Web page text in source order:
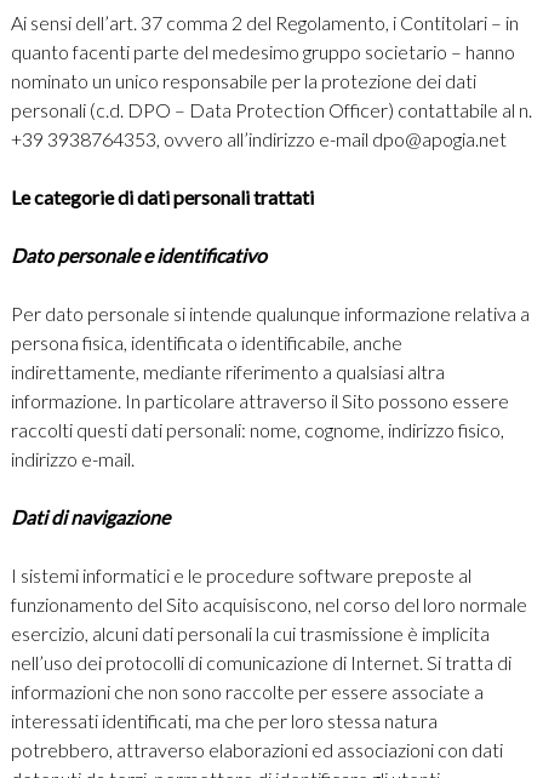
Ai sensi dell’art. 37 comma 2 del Regolamento, i Contitolari – in
quanto facenti parte del medesimo gruppo societario – hanno
nominato un unico responsabile per la protezione dei dati
personali (c.d. DPO – Data Protection Officer) contattabile al n.
+39 3938764353, ovvero all’indirizzo e-mail dpo@apogia.net
Le categorie di dati personali trattati
Dato personale e identificativo
Per dato personale si intende qualunque informazione relativa a
persona fisica, identificata o identificabile, anche
indirettamente, mediante riferimento a qualsiasi altra
informazione. In particolare attraverso il Sito possono essere
raccolti questi dati personali: nome, cognome, indirizzo fisico,
indirizzo e-mail.
Dati di navigazione
I sistemi informatici e le procedure software preposte al
funzionamento del Sito acquisiscono, nel corso del loro normale
esercizio, alcuni dati personali la cui trasmissione è implicita
nell’uso dei protocolli di comunicazione di Internet. Si tratta di
informazioni che non sono raccolte per essere associate a
interessati identificati, ma che per loro stessa natura
potrebbero, attraverso elaborazioni ed associazioni con dati